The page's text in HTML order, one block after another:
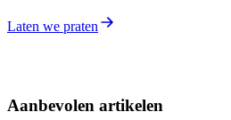
Laten we praten
Aanbevolen artikelen